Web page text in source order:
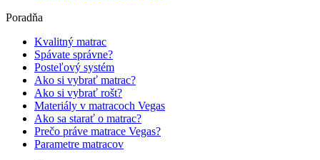
Poradňa
Kvalitný matrac
Spávate správne?
Posteľový systém
Ako si vybrať matrac?
Ako si vybrať rošt?
Materiály v matracoch Vegas
Ako sa starať o matrac?
Prečo práve matrace Vegas?
Parametre matracov